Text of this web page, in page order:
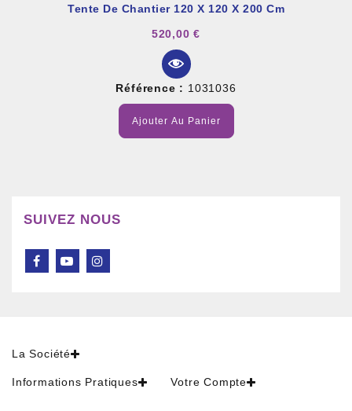
Tente De Chantier 120 X 120 X 200 Cm
520,00 €
Référence : 1031036
Ajouter Au Panier
SUIVEZ NOUS
La Société
Informations Pratiques Votre Compte